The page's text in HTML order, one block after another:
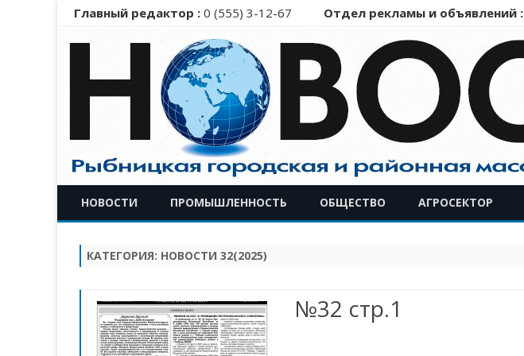
Главный редактор : 0 (555) 3-12-67 Отдел рекламы и объявлений :
НОВОСТИ ПРОМЫШЛЕННОСТЬ ОБЩЕСТВО АГРОСЕКТОР
КАТЕГОРИЯ: НОВОСТИ 32(2025)
№32 стр.1